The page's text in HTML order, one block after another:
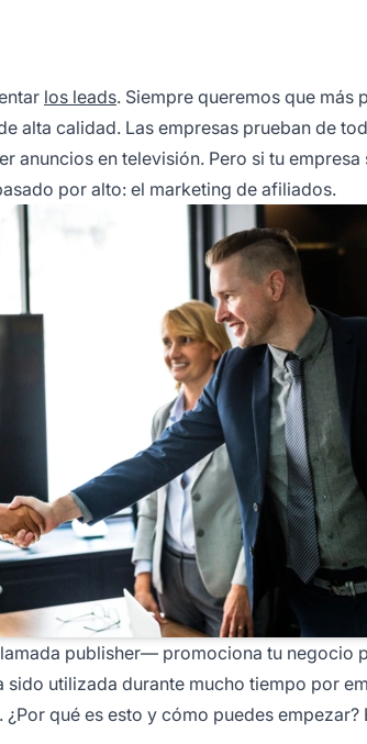
los leads. Siempre queremos que más
alta calidad. Las empresas prueban de
anuncios en televisión. Pero si tu
por alto: el marketing de afiliados.
publisher— promociona tu negocio
utilizada durante mucho tiempo por
qué es esto y cómo puedes empezar?